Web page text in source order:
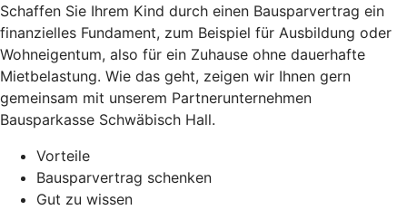
Schaffen Sie Ihrem Kind durch einen Bausparvertrag ein
finanzielles Fundament, zum Beispiel für Ausbildung oder
Wohneigentum, also für ein Zuhause ohne dauerhafte
Mietbelastung. Wie das geht, zeigen wir Ihnen gern
gemeinsam mit unserem Partnerunternehmen
Bausparkasse Schwäbisch Hall.
Vorteile
Bausparvertrag schenken
Gut zu wissen